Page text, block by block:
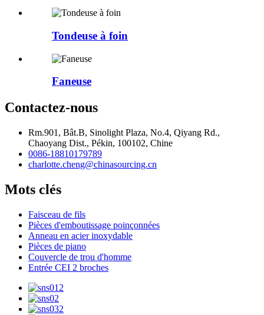
Tondeuse à foin
Faneuse
Contactez-nous
Rm.901, Bât.B, Sinolight Plaza, No.4, Qiyang Rd.,
Chaoyang Dist., Pékin, 100102, Chine
0086-18810179789
charlotte.cheng@chinasourcing.cn
Mots clés
Faisceau de fils
Pièces d'emboutissage poinçonnées
Anneau en acier inoxydable
Pièces de piano
Couvercle de trou d'homme
Entrée CEI 2 broches